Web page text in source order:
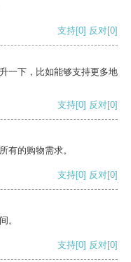
支持[0] 反对[0]
一下，比如能够支持更多地
支持[0] 反对[0]
有的购物需求。
支持[0] 反对[0]
。
支持[0] 反对[0]